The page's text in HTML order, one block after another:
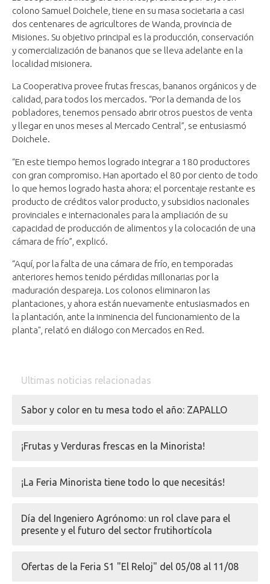
colono Samuel Doichele, tiene en su masa societaria a casi
dos centenares de agricultores de Wanda, provincia de
Misiones. Su objetivo principal es la producción, conservación
y comercialización de bananos que se lleva adelante en la
localidad misionera.
La Cooperativa provee frutas frescas, bananos orgánicos y de
calidad, para todos los mercados. “Por la demanda de los
pobladores, tenemos pensado abrir otros puestos de venta
y llegar en unos meses al Mercado Central”, se entusiasmó
Doichele.
“En este tiempo hemos logrado integrar a 180 productores
con gran compromiso. Han aportado el 80 por ciento de todo
lo que hemos logrado hasta ahora; el porcentaje restante es
producto de créditos valor producto, y subsidios nacionales
provinciales e internacionales para la ampliación de su
capacidad de producción de alimentos y la colocación de una
cámara de frío”, explicó.
“Aquí, por la falta de una cámara de frío, en temporadas
anteriores hemos tenido pérdidas millonarias por la
maduración despareja. Los colonos eliminaron las
plantaciones, y ahora están nuevamente entusiasmados en
la plantación, ante la inminencia del funcionamiento de la
planta", relató en diálogo con Mercados en Red.
Ultimas noticias relacionadas
Sabor y color en tu mesa todo el año: ZAPALLO
¡Frutas y Verduras frescas en la Minorista!
¡La Feria Minorista tiene todo lo que necesitás!
Día del Ingeniero Agrónomo: un rol clave para el
presente y el futuro del sector frutihortícola
Ofertas de la Feria S1 "El Reloj" del 05/08 al 11/08